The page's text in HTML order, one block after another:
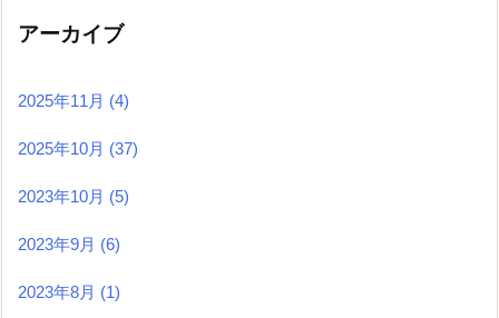
アーカイブ
2025年11月 (4)
2025年10月 (37)
2023年10月 (5)
2023年9月 (6)
2023年8月 (1)